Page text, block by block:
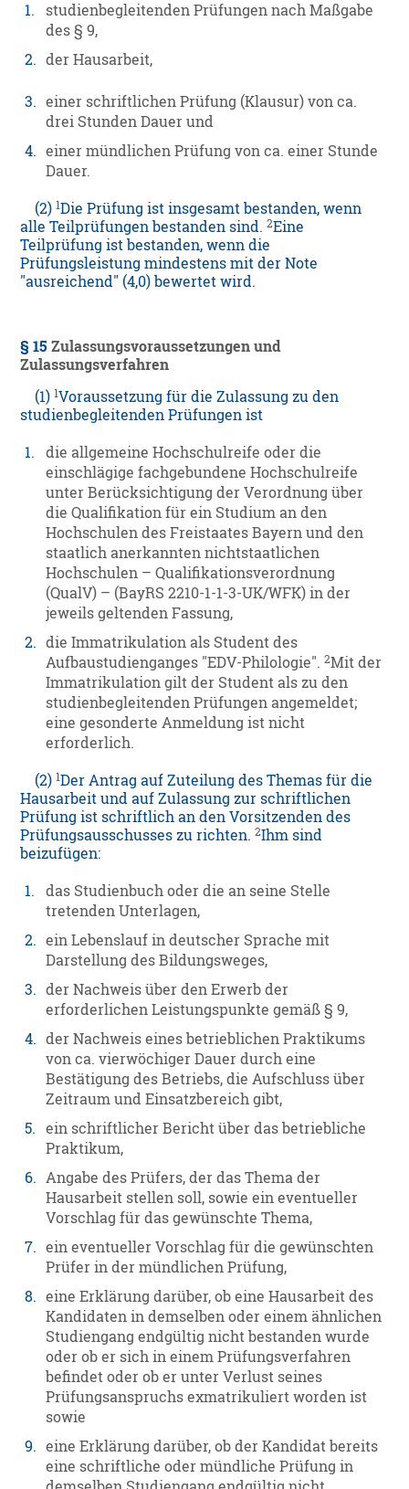
1.
studienbegleitenden Prüfungen nach Maßgabe
des § 9,
2. der Hausarbeit,
3. einer schriftlichen Prüfung (Klausur) von ca.
drei Stunden Dauer und
4. einer mündlichen Prüfung von ca. einer Stunde
Dauer.
(2)1Die Prüfung ist insgesamt bestanden, wenn
alle Teilprüfungen bestanden sind.2Eine
Teilprüfung ist bestanden, wenn die
Prüfungsleistung mindestens mit der Note
"ausreichend" (4,0) bewertet wird.
§ 15 Zulassungsvoraussetzungen und
Zulassungsverfahren
(1)1Voraussetzung für die Zulassung zu den
studienbegleitenden Prüfungen ist
1.
die allgemeine Hochschulreife oder die
einschlägige fachgebundene Hochschulreife
unter Berücksichtigung der Verordnung über
die Qualifikation für ein Studium an den
Hochschulen des Freistaates Bayern und den
staatlich anerkannten nichtstaatlichen
Hochschulen – Qualifikationsverordnung
(QualV) – (BayRS 2210-1-1-3-UK/WFK) in der
jeweils geltenden Fassung,
2. die Immatrikulation als Student des
Aufbaustudienganges "EDV-Philologie".2Mit der
Immatrikulation gilt der Student als zu den
studienbegleitenden Prüfungen angemeldet;
eine gesonderte Anmeldung ist nicht
erforderlich.
(2)1Der Antrag auf Zuteilung des Themas für die
Hausarbeit und auf Zulassung zur schriftlichen
Prüfung ist schriftlich an den Vorsitzenden des
Prüfungsausschusses zu richten.2Ihm sind
beizufügen:
1.
das Studienbuch oder die an seine Stelle
tretenden Unterlagen,
2. ein Lebenslauf in deutscher Sprache mit
Darstellung des Bildungsweges,
3. der Nachweis über den Erwerb der
erforderlichen Leistungspunkte gemäß § 9,
4. der Nachweis eines betrieblichen Praktikums
von ca. vierwöchiger Dauer durch eine
Bestätigung des Betriebs, die Aufschluss über
Zeitraum und Einsatzbereich gibt,
5.
ein schriftlicher Bericht über das betriebliche
Praktikum,
6. Angabe des Prüfers, der das Thema der
Hausarbeit stellen soll, sowie ein eventueller
Vorschlag für das gewünschte Thema,
7. ein eventueller Vorschlag für die gewünschten
Prüfer in der mündlichen Prüfung,
8. eine Erklärung darüber, ob eine Hausarbeit des
Kandidaten in demselben oder einem ähnlichen
Studiengang endgültig nicht bestanden wurde
oder ob er sich in einem Prüfungsverfahren
befindet oder ob er unter Verlust seines
Prüfungsanspruchs exmatrikuliert worden ist
sowie
9. eine Erklärung darüber, ob der Kandidat bereits
eine schriftliche oder mündliche Prüfung in